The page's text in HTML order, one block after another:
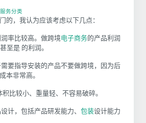
务分类
的，我认为应该考虑以下几点：
率比较高。做跨境电子商务的产品利润
至是 的利润。
要指导安装的产品不要做跨境，因为后
本非常高。
积比较小、重量轻、不容易破碎。
计，包括产品研发能力、 包装设计能力